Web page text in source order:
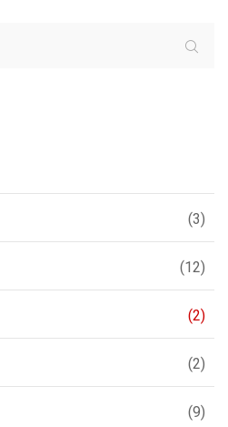
(3)
(12)
(2)
(2)
(9)